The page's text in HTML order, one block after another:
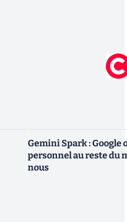
Gemini Spark : Google
personnel au reste du
nous